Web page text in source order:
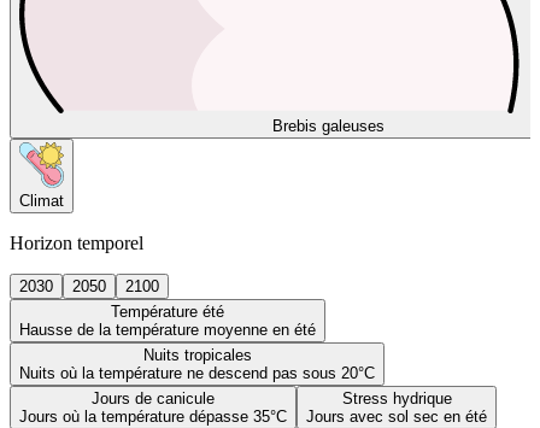
Brebis galeuses
Climat
Horizon temporel
2030 2050
2100
Température été
Hausse de la température moyenne en été
Nuits tropicales
Nuits où la température ne descend pas sous 20°C
Jours de canicule
Jours où la température dépasse 35°C
Stress hydrique
Jours avec sol sec en été